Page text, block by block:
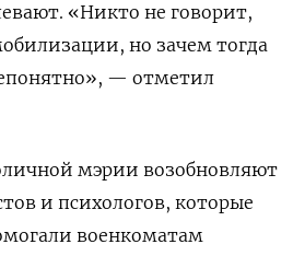
«Никто не говорит,
но зачем тогда
— отметил
мэрии возобновляют
и психологов, которые
военкоматам